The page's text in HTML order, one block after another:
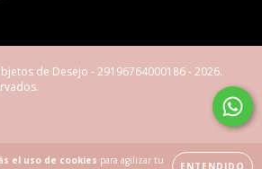
el uso de cookies para agilizar tu
ENTENDIDO
de Desejo - 29196764000186 - 2026.